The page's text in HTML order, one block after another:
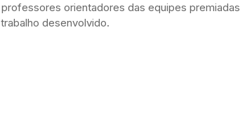
orientadores das equipes premiadas
desenvolvido.